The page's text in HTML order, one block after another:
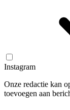
Instagram
Onze redactie kan
toevoegen aan